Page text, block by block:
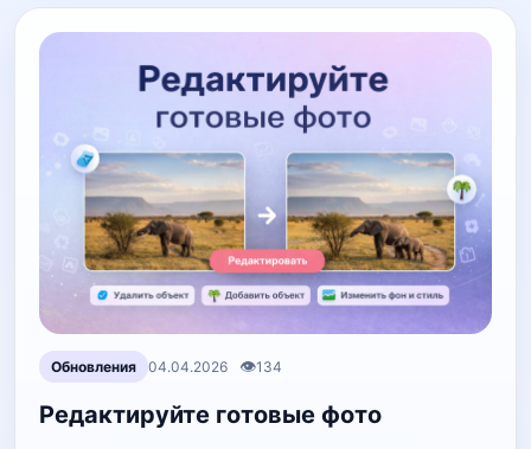
Обновления 04.04.2026 👁134
Редактируйте готовые фото